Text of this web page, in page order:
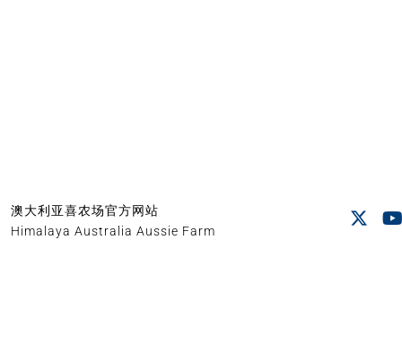
澳大利亚喜农场官方网站
Himalaya Australia Aussie Farm